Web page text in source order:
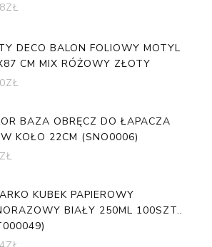
ZŁ
DECO BALON FOLIOWY MOTYL
CM MIX RÓŻOWY ZŁOTY
ZŁ
BAZA OBRĘCZ DO ŁAPACZA
KOŁO 22CM (SNO0006)
ZŁ
KUBEK PAPIEROWY
BIAŁY 250ML 100SZT..